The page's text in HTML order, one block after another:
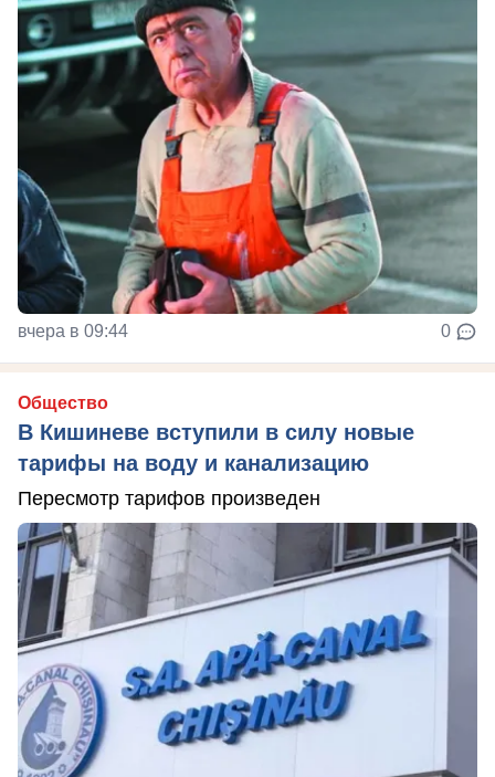
вчера в 09:44 0
Общество
В Кишиневе вступили в силу новые
тарифы на воду и канализацию
Пересмотр тарифов произведен